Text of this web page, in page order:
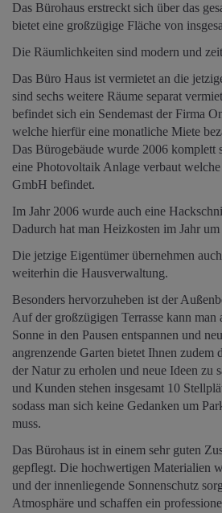
Das Bürohaus erstreckt sich über das
bietet eine großzügige Fläche von
Die Räumlichkeiten sind modern und
Das Büro Haus ist vermietet an die
sind sechs weitere Räume separat
befindet sich ein Sendemast der Firma
welche hierfür eine monatliche Miete
Das Bürogebäude wurde 2006 komplett
eine Photovoltaik Anlage verbaut
GmbH befindet.
Im Jahr 2006 wurde auch eine
Dadurch hat man Heizkosten im Jahr
Die jetzige Eigentümer übernehmen
weiterhin die Hausverwaltung.
Besonders hervorzuheben ist der
Auf der großzügigen Terrasse kann man
Sonne in den Pausen entspannen und
angrenzende Garten bietet Ihnen
der Natur zu erholen und neue Ideen zu
und Kunden stehen insgesamt 10
sodass man sich keine Gedanken um
muss.
Das Bürohaus ist in einem sehr guten
gepflegt. Die hochwertigen Materialien
und der innenliegende Sonnenschutz
Atmosphäre und schaffen ein